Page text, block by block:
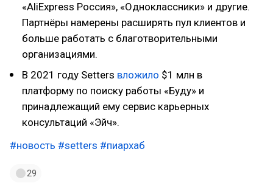
«AliExpress Россия», «Одноклассники» и другие.
Партнёры намерены расширять пул клиентов и
больше работать с благотворительными
организациями.
В 2021 году Setters вложило $1 млн в
платформу по поиску работы «Буду» и
принадлежащий ему сервис карьерных
консультаций «Эйч».
#новость #setters #пиархаб
29